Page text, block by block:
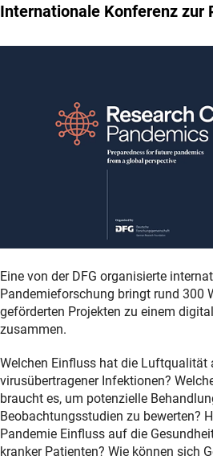
Internationale Konferenz zur
Eine von der DFG organisierte
Pandemieforschung bringt rund 300
geförderten Projekten zu einem
zusammen.
Welchen Einfluss hat die Luftqualität
virusübertragener Infektionen?
braucht es, um potenzielle
Beobachtungsstudien zu bewerten?
Pandemie Einfluss auf die
kranker Patienten? Wie können sich